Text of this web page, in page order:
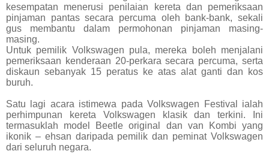
kesempatan menerusi penilaian kereta dan pemeriksaan
pinjaman pantas secara percuma oleh bank-bank, sekali
gus membantu dalam permohonan pinjaman masing-
masing.
Untuk pemilik Volkswagen pula, mereka boleh menjalani
pemeriksaan kenderaan 20-perkara secara percuma, serta
diskaun sebanyak 15 peratus ke atas alat ganti dan kos
buruh.
Satu lagi acara istimewa pada Volkswagen Festival ialah
perhimpunan kereta Volkswagen klasik dan terkini. Ini
termasuklah model Beetle original dan van Kombi yang
ikonik – ehsan daripada pemilik dan peminat Volkswagen
dari seluruh negara.